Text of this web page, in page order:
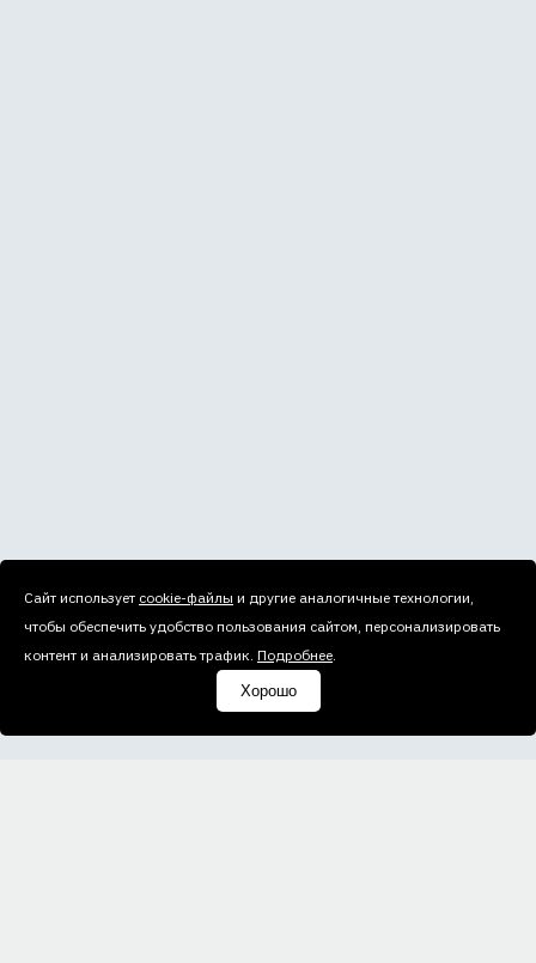
Сайт использует cookie-файлы и другие аналогичные технологии,
чтобы обеспечить удобство пользования сайтом, персонализировать
контент и анализировать трафик. Подробнее.
Хорошо